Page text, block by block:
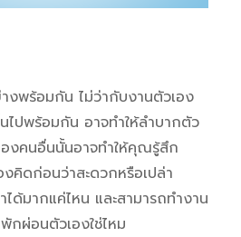
งพร้อมกัน ไม่ว่ากับงานตัวเอง
ไปพร้อมกัน อาจทำให้ลำบากตัว
งคนอื่นนั้นอาจทำให้คุณรู้สึก
คิดก่อนว่าสะดวกหรือเปล่า
ได้มากแค่ไหน และสามารถทำงาน
กผ่อนตัวเองใช่ไหม